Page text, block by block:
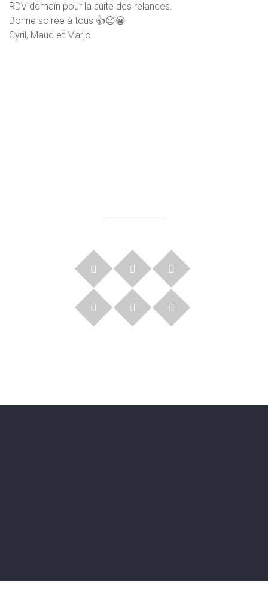
RDV demain pour la suite des relances.
Bonne soirée à tous 👍😉😀
Cyril, Maud et Marjo